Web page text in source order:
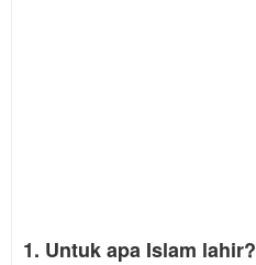
1. Untuk apa Islam lahir?